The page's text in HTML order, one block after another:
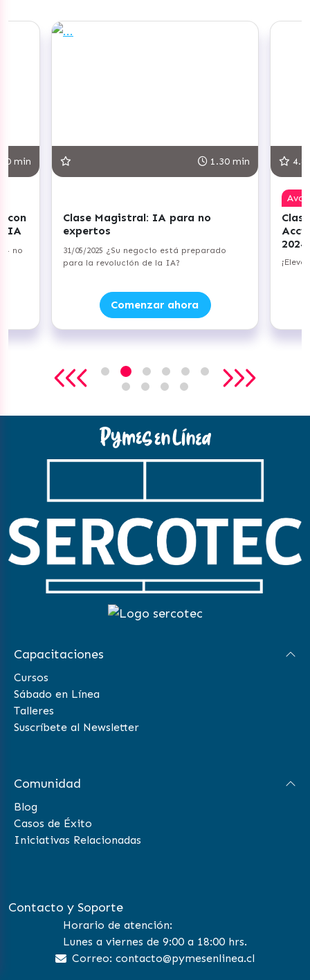
min
con
IA
— no
1.30 min
Clase Magistral: IA para no
expertos
31/05/2025 ¿Su negocio está preparado
para la revolución de la IA?
Comenzar ahora
4.8
2024
Capacitaciones
Cursos
Sábado en Línea
Talleres
Suscríbete al Newsletter
Comunidad
Blog
Casos de Éxito
Iniciativas Relacionadas
Contacto y Soporte
Horario de atención:
Lunes a viernes de 9:00 a 18:00 hrs.
Correo: contacto@pymesenlinea.cl